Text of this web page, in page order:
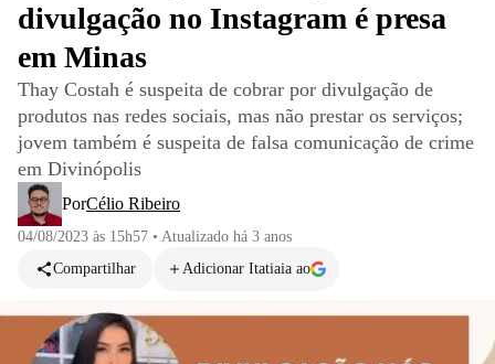
divulgação no Instagram é presa
em Minas
Thay Costah é suspeita de cobrar por divulgação de
produtos nas redes sociais, mas não prestar os serviços;
jovem também é suspeita de falsa comunicação de crime
em Divinópolis
PorCélio Ribeiro
04/08/2023 às 15h57 • Atualizado há 3 anos
Compartilhar
Adicionar Itatiaia ao